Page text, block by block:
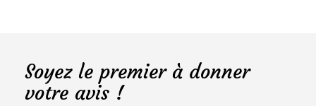
Soyez le premier à donner
votre avis !